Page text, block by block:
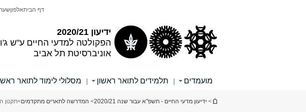
ידיעון 2020/21
הפקולטה למדעי החיים ע"ש
אוניברסיטת תל אביב
דף הביתאלפון
מועמדים | תלמידים לתואר ראשון | מסלולי לימוד לתואר
הינך נמצא כאן
> ידיעון מדעי החיים - תשפ"א עבור שנה 2020/21 > המדרשה לתארים מתקדמים>תקנון